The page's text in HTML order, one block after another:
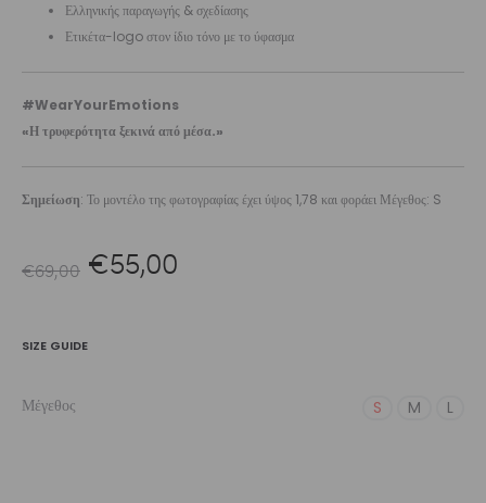
Ελληνικής παραγωγής & σχεδίασης
Ετικέτα-logo στον ίδιο τόνο με το ύφασμα
#WearYourEmotions
«Η τρυφερότητα ξεκινά από μέσα.»
Σημείωση: Το μοντέλο της φωτογραφίας έχει ύψος 1,78 και φοράει Μέγεθος: S
€69,00 Original
€55,00
SIZE GUIDE
Μέγεθος S M L